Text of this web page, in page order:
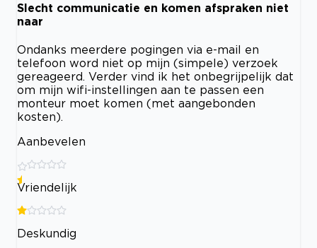
Slecht communicatie en komen afspraken niet
naar
Ondanks meerdere pogingen via e-mail en
telefoon word niet op mijn (simpele) verzoek
gereageerd. Verder vind ik het onbegrijpelijk dat
om mijn wifi-instellingen aan te passen een
monteur moet komen (met aangebonden
kosten).
Aanbevelen
Vriendelijk
Deskundig